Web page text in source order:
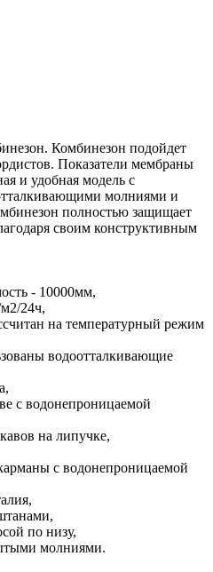
Комбинезон подойдет
Показатели мембраны
и удобная модель с
молниями и
полностью защищает
своим конструктивным
- 10000мм,
24ч,
на температурный режим
водоотталкивающие
с водонепроницаемой
на липучке,
с водонепроницаемой
по низу,
молниями.